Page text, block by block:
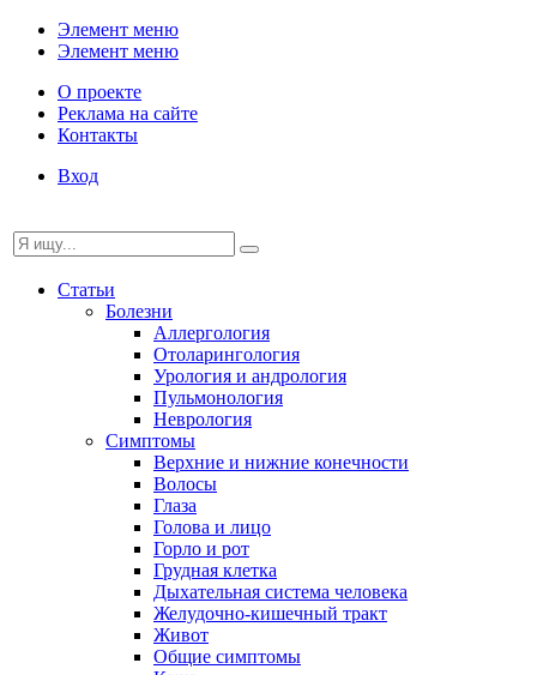
Элемент меню
Элемент меню
О проекте
Реклама на сайте
Контакты
Вход
Статьи
Болезни
Аллергология
Отоларингология
Урология и андрология
Пульмонология
Неврология
Симптомы
Верхние и нижние конечности
Волосы
Глаза
Голова и лицо
Горло и рот
Грудная клетка
Дыхательная система человека
Желудочно-кишечный тракт
Живот
Общие симптомы